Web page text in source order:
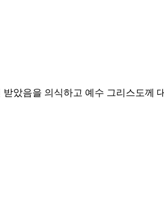
았음을 의식하고 예수 그리스도께